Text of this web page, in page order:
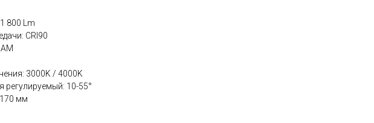
800 Lm
CRI90
3000K / 4000K
регулируемый: 10-55°
мм